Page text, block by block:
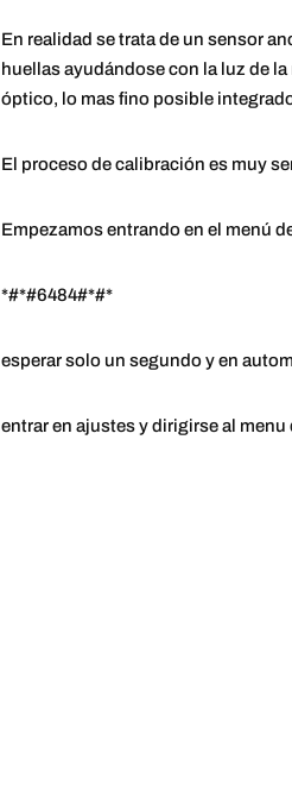
En realidad se trata de un sensor
huellas ayudándose con la luz de
óptico, lo mas fino posible
El proceso de calibración es muy
Empezamos entrando en el menú
*#*#6484#*#*
esperar solo un segundo y en
entrar en ajustes y dirigirse al menu